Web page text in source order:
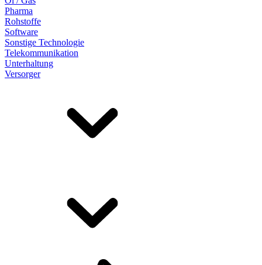
Pharma
Rohstoffe
Software
Sonstige Technologie
Telekommunikation
Unterhaltung
Versorger